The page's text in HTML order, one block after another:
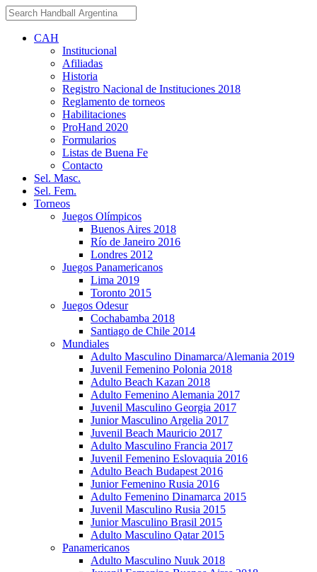
CAH
Institucional
Afiliadas
Historia
Registro Nacional de Instituciones 2018
Reglamento de torneos
Habilitaciones
ProHand 2020
Formularios
Listas de Buena Fe
Contacto
Sel. Masc.
Sel. Fem.
Torneos
Juegos Olímpicos
Buenos Aires 2018
Río de Janeiro 2016
Londres 2012
Juegos Panamericanos
Lima 2019
Toronto 2015
Juegos Odesur
Cochabamba 2018
Santiago de Chile 2014
Mundiales
Adulto Masculino Dinamarca/Alemania 2019
Juvenil Femenino Polonia 2018
Adulto Beach Kazan 2018
Adulto Femenino Alemania 2017
Juvenil Masculino Georgia 2017
Junior Masculino Argelia 2017
Juvenil Beach Mauricio 2017
Adulto Masculino Francia 2017
Juvenil Femenino Eslovaquia 2016
Adulto Beach Budapest 2016
Junior Femenino Rusia 2016
Adulto Femenino Dinamarca 2015
Juvenil Masculino Rusia 2015
Junior Masculino Brasil 2015
Adulto Masculino Qatar 2015
Panamericanos
Adulto Masculino Nuuk 2018